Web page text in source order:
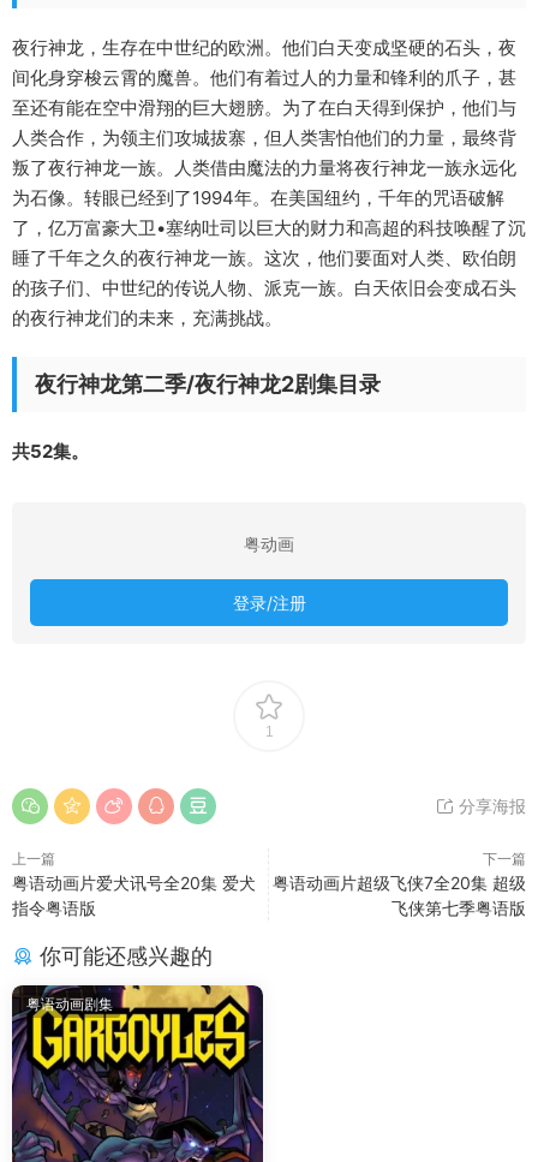
夜行神龙，生存在中世纪的欧洲。他们白天变成坚硬的石头，夜
间化身穿梭云霄的魔兽。他们有着过人的力量和锋利的爪子，甚
至还有能在空中滑翔的巨大翅膀。为了在白天得到保护，他们与
人类合作，为领主们攻城拔寨，但人类害怕他们的力量，最终背
叛了夜行神龙一族。人类借由魔法的力量将夜行神龙一族永远化
为石像。转眼已经到了1994年。在美国纽约，千年的咒语破解
了，亿万富豪大卫•塞纳吐司以巨大的财力和高超的科技唤醒了沉
睡了千年之久的夜行神龙一族。这次，他们要面对人类、欧伯朗
的孩子们、中世纪的传说人物、派克一族。白天依旧会变成石头
的夜行神龙们的未来，充满挑战。
夜行神龙第二季/夜行神龙2剧集目录
共52集。
粤动画
登录/注册
1
分享海报
上一篇
粤语动画片爱犬讯号全20集 爱犬
指令粤语版
下一篇
粤语动画片超级飞侠7全20集 超级
飞侠第七季粤语版
你可能还感兴趣的
粤语动画剧集